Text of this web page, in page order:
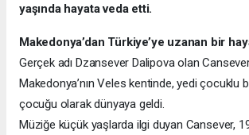
yaşında hayata veda etti.
Makedonya’dan Türkiye’ye uzanan bir
Gerçek adı Dzansever Dalipova olan
Makedonya’nın Veles kentinde, yedi çocuklu
çocuğu olarak dünyaya geldi.
Müziğe küçük yaşlarda ilgi duyan Cansever,